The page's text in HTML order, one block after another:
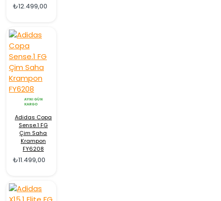
₺12.499,00
AYNI GÜN
KARGO
Adidas Copa
Sense.1 FG
Çim Saha
Krampon
FY6208
₺11.499,00